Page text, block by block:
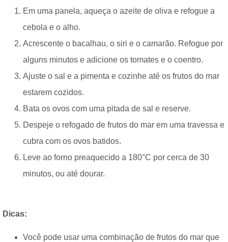
Em uma panela, aqueça o azeite de oliva e refogue a
cebola e o alho.
Acrescente o bacalhau, o siri e o camarão. Refogue por
alguns minutos e adicione os tomates e o coentro.
Ajuste o sal e a pimenta e cozinhe até os frutos do mar
estarem cozidos.
Bata os ovos com uma pitada de sal e reserve.
Despeje o refogado de frutos do mar em uma travessa e
cubra com os ovos batidos.
Leve ao forno preaquecido a 180°C por cerca de 30
minutos, ou até dourar.
Dicas:
Você pode usar uma combinação de frutos do mar que